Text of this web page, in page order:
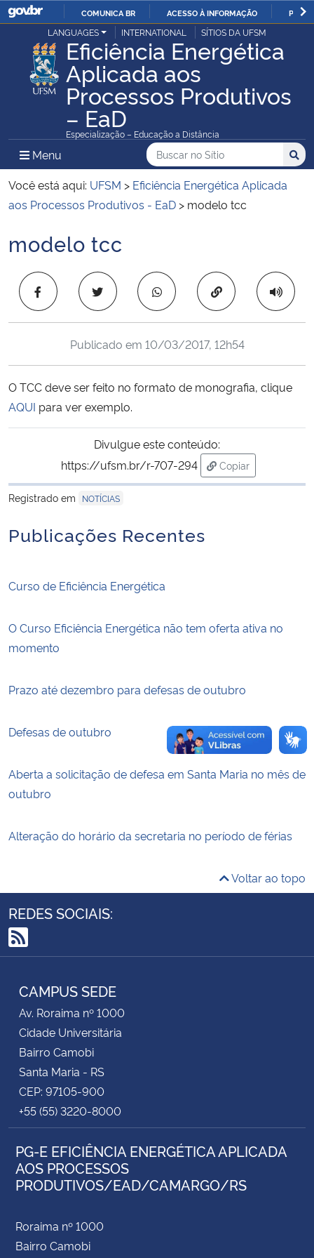
IR
PARA
O
CONTEÚDO
COMUNICA BR ACESSO À INFORMAÇÃO
Ministério da Justiça e Segurança Pública
Ministério da Defesa
Ministério das Relações Exteriores
Ministério da Agricultura, Pecuária e Abastecimento
Ministério da Educação
Ministério da Cidadania
Ministério da Saúde
Ministério de Minas e Energia
Ministério da Ciência, Tecnologia, Inovações e Comunicações
Ministério do Meio Ambiente
Ministério do Desenvolvimento Regional
Controladoria-Geral da União
Ministério da Mulher, da Família e dos Direitos Humanos
Secretaria de Governo
Gabinete de Segurança Institucional
Advocacia-Geral da União
LANGUAGES INTERNATIONAL SÍTIOS DA UFSM
Eficiência Energética
Aplicada aos
Processos Produtivos
– EaD
Especialização – Educação a Distância
Menu Menu Principal do Sítio
Busca
Buscar no no Sítio
Busca:
Você está aqui: UFSM > Eficiência Energética Aplicada
aos Processos Produtivos - EaD > modelo tcc
Início do conteúdo
modelo tcc
Copiar para área
Publicado em 10/03/2017, 12h54
O TCC deve ser feito no formato de monografia, clique
AQUI para ver exemplo.
Divulgue este conteúdo:
https://ufsm.br/r-707-294
Copiar
para área de
Registrado em
NOTÍCIAS
Publicações Recentes
Curso de Eficiência Energética
O Curso Eficiência Energética não tem oferta ativa no
momento
Prazo até dezembro para defesas de outubro
Defesas de outubro
Aberta a solicitação de defesa em Santa Maria no mês de
outubro
Alteração do horário da secretaria no período de férias
Voltar ao topo
REDES SOCIAIS:
RSS
CAMPUS SEDE
Av. Roraima nº 1000
Cidade Universitária
Bairro Camobi
Santa Maria - RS
CEP: 97105-900
+55 (55) 3220-8000
PG-E EFICIÊNCIA ENERGÉTICA APLICADA
AOS PROCESSOS
PRODUTIVOS/EAD/CAMARGO/RS
Roraima nº 1000
Bairro Camobi